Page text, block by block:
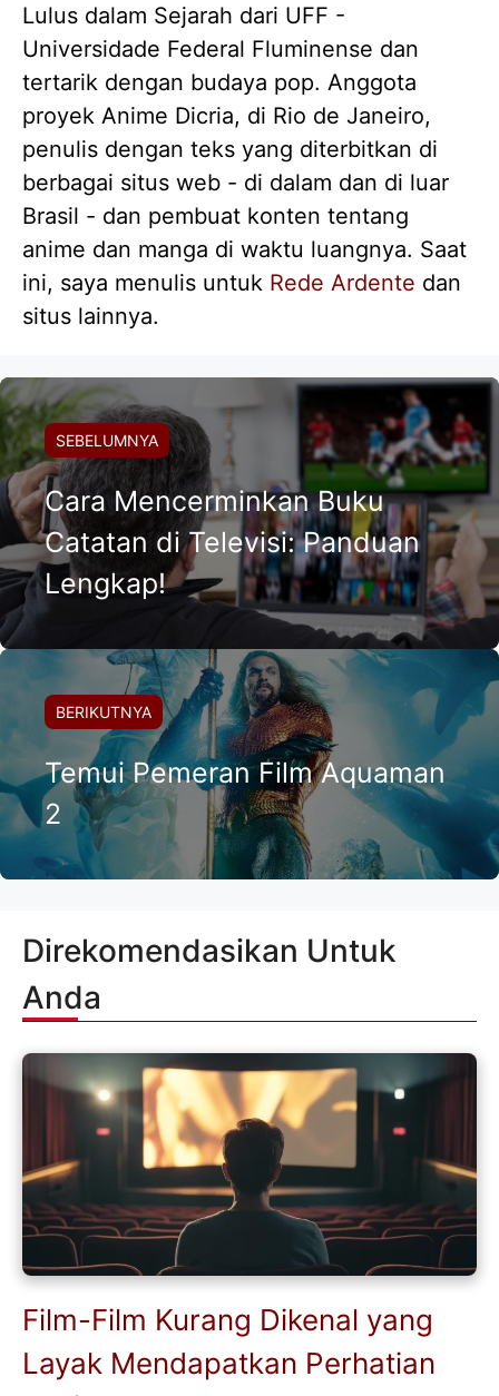
Lulus dalam Sejarah dari UFF -
Universidade Federal Fluminense dan
tertarik dengan budaya pop. Anggota
proyek Anime Dicria, di Rio de Janeiro,
penulis dengan teks yang diterbitkan di
berbagai situs web - di dalam dan di luar
Brasil - dan pembuat konten tentang
anime dan manga di waktu luangnya. Saat
ini, saya menulis untuk Rede Ardente dan
situs lainnya.
SEBELUMNYA
Cara Mencerminkan Buku
Catatan di Televisi: Panduan
Lengkap!
BERIKUTNYA
Temui Pemeran Film Aquaman
2
Direkomendasikan Untuk
Anda
Film-Film Kurang Dikenal yang
Layak Mendapatkan Perhatian